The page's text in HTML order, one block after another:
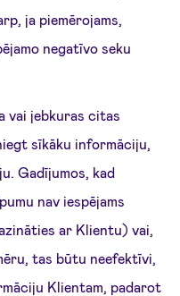
ja piemērojams,
negatīvo seku
vai jebkuras citas
sīkāku informāciju,
Gadījumos, kad
nav iespējams
ar Klientu) vai,
tas būtu neefektīvi,
Klientam, padarot